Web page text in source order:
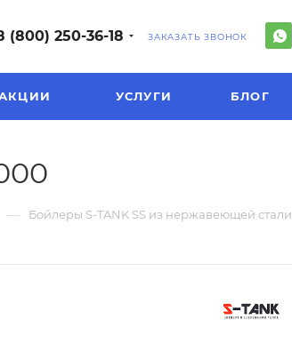
(800) 250-36-18 ЗАКАЗАТЬ ЗВОНОК
УСЛУГИ БЛОГ
— Бойлеры S-TANK SS из нержавеющей стали